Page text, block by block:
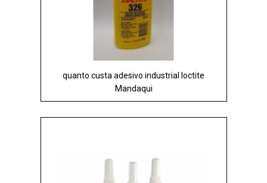
quanto custa adesivo industrial loctite
Mandaqui